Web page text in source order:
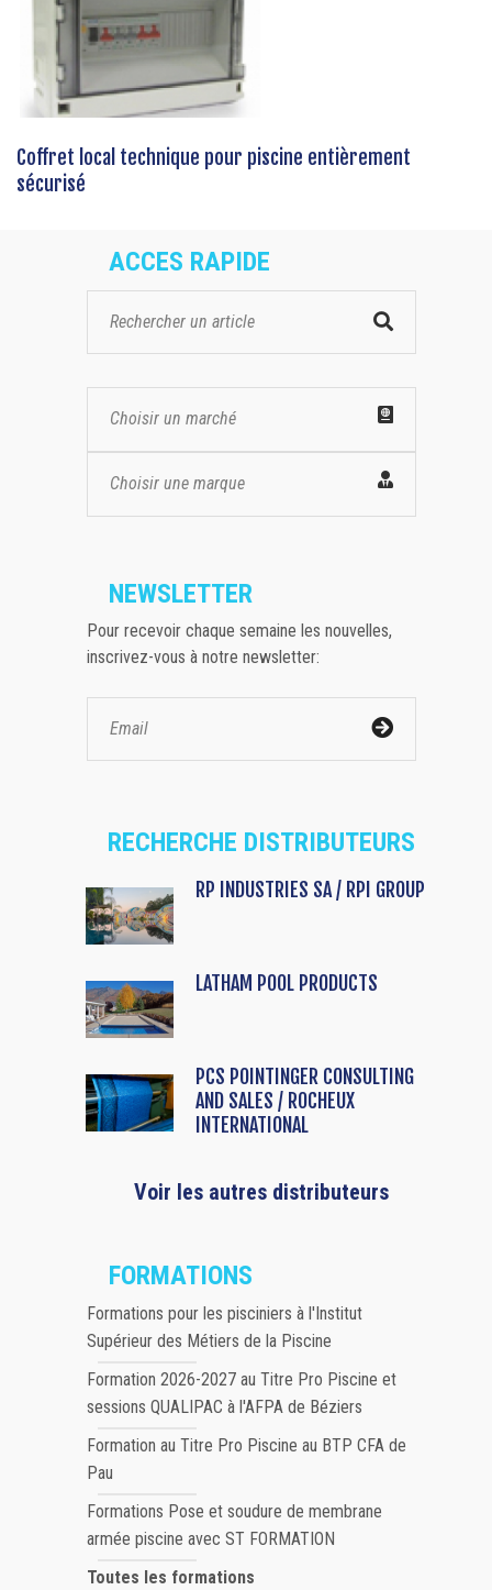
Coffret local technique pour piscine entièrement
sécurisé
ACCES RAPIDE
Choisir un marché
Choisir une marque
NEWSLETTER
Pour recevoir chaque semaine les nouvelles,
inscrivez-vous à notre newsletter:
RECHERCHE DISTRIBUTEURS
RP INDUSTRIES SA / RPI GROUP
LATHAM POOL PRODUCTS
PCS POINTINGER CONSULTING
AND SALES / ROCHEUX
INTERNATIONAL
Voir les autres distributeurs
FORMATIONS
Formations pour les pisciniers à l'Institut
Supérieur des Métiers de la Piscine
Formation 2026-2027 au Titre Pro Piscine et
sessions QUALIPAC à l'AFPA de Béziers
Formation au Titre Pro Piscine au BTP CFA de
Pau
Formations Pose et soudure de membrane
armée piscine avec ST FORMATION
Toutes les formations